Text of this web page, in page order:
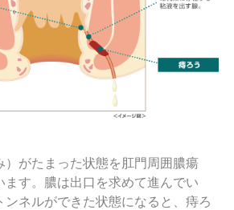
）がたまった状態を肛門周囲膿瘍
ます。膿は出口を求めて進んでい
ンネルができた状態になると、痔ろ